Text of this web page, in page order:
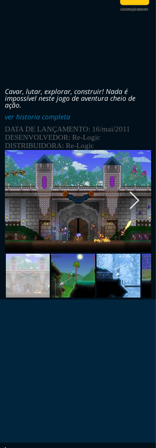
CLASSIFICAÇÃO INDICATIVA
Cavar, lutar, explorar, construir! Nada é
impossível neste jogo de aventura cheio de
ação.
ver historia completa
DATA DE LANÇAMENTO: 16/mai/2011
DESENVOLVEDOR: Re-Logic
DISTRIBUIDORA: Re-Logic